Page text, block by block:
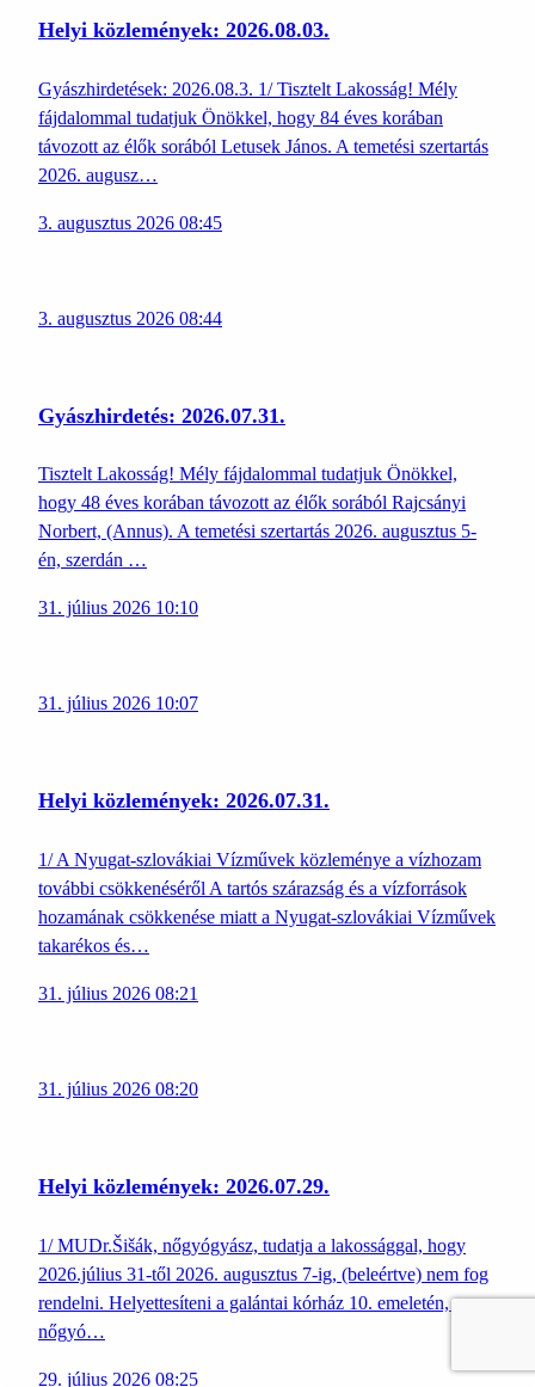
Helyi közlemények: 2026.08.03.
Gyászhirdetések: 2026.08.3. 1/ Tisztelt Lakosság! Mély
fájdalommal tudatjuk Önökkel, hogy 84 éves korában
távozott az élők sorából Letusek János. A temetési szertartás
2026. augusz…
3. augusztus 2026 08:45
3. augusztus 2026 08:44
Gyászhirdetés: 2026.07.31.
Tisztelt Lakosság! Mély fájdalommal tudatjuk Önökkel,
hogy 48 éves korában távozott az élők sorából Rajcsányi
Norbert, (Annus). A temetési szertartás 2026. augusztus 5-
én, szerdán …
31. július 2026 10:10
31. július 2026 10:07
Helyi közlemények: 2026.07.31.
1/ A Nyugat-szlovákiai Vízművek közleménye a vízhozam
további csökkenéséről A tartós szárazság és a vízforrások
hozamának csökkenése miatt a Nyugat-szlovákiai Vízművek
takarékos és…
31. július 2026 08:21
31. július 2026 08:20
Helyi közlemények: 2026.07.29.
1/ MUDr.Šišák, nőgyógyász, tudatja a lakossággal, hogy
2026.július 31-től 2026. augusztus 7-ig, (beleértve) nem fog
rendelni. Helyettesíteni a galántai kórház 10. emeletén, a
nőgyó…
29. július 2026 08:25